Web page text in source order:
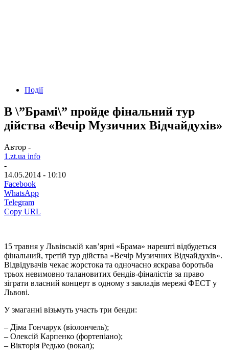
Події
В \”Брамі\” пройде фінальний тур
дійства «Вечір Музичних Відчайдухів»
Автор -
1.zt.ua info
-
14.05.2014 - 10:10
Facebook
WhatsApp
Telegram
Copy URL
15 травня у Львівській кав’ярні «Брама» нарешті відбудеться
фінальний, третій тур дійства «Вечір Музичних Відчайдухів».
Відвідувачів чекає жорстока та одночасно яскрава боротьба
трьох невимовно талановитих бендів-фіналістів за право
зіграти власний концерт в одному з закладів мережі ФЕСТ у
Львові.
У змаганні візьмуть участь три бенди:
– Діма Гончарук (віолончель);
– Олексій Карпенко (фортепіано);
– Вікторія Редько (вокал);